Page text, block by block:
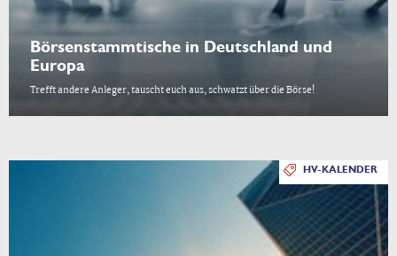
Börsenstammtische in Deutschland und
Europa
Trefft andere Anleger, tauscht euch aus, schwatzt über die Börse!
HV-KALENDER